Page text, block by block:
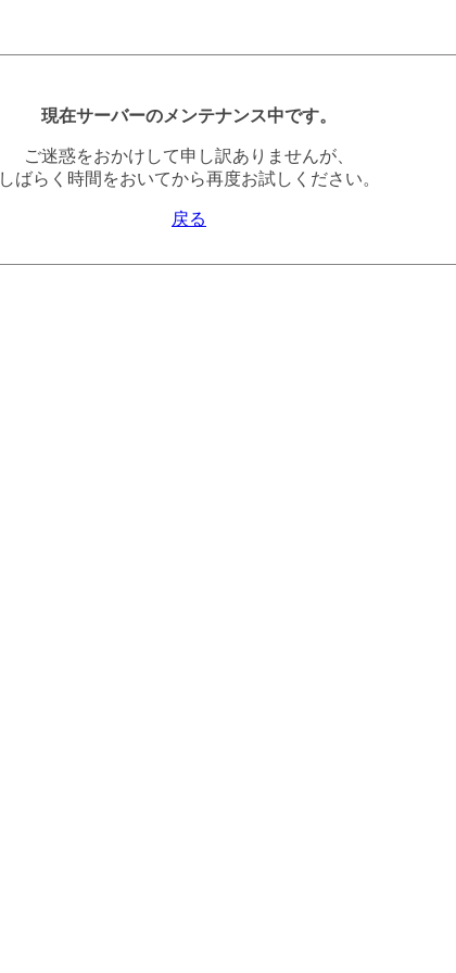
現在サーバーのメンテナンス中です。
ご迷惑をおかけして申し訳ありませんが、
しばらく時間をおいてから再度お試しください。
戻る